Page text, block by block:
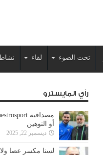
تحت الضوء لقاء
رأي المايسترو
أو التوهين
ديسمبر 22, 2025
لسنا مكسر عصا